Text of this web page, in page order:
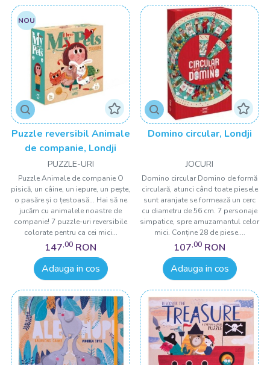
NOU
Puzzle reversibil Animale
de companie, Londji
PUZZLE-URI
Puzzle Animale de companie O
pisică, un câine, un iepure, un pește,
o pasăre și o țestoasă... Hai să ne
jucăm cu animalele noastre de
companie! 7 puzzle-uri reversibile
colorate pentru ca cei mici...
147,00 RON
Adauga in cos
Domino circular, Londji
JOCURI
Domino circular Domino de formă
circulară, atunci când toate piesele
sunt aranjate se formează un cerc
cu diametru de 56 cm. 7 personaje
simpatice, spre amuzamantul celor
mici. Conține 28 de piese....
107,00 RON
Adauga in cos